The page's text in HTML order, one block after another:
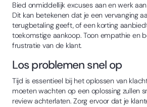
Bied onmiddellijk excuses aan en werk
Dit kan betekenen dat je een vervanging
terugbetaling geeft, of een korting
toekomstige aankoop. Toon empathie en
frustratie van de klant.
Los problemen snel op
Tijd is essentieel bij het oplossen van
moeten wachten op een oplossing zullen
review achterlaten. Zorg ervoor dat je